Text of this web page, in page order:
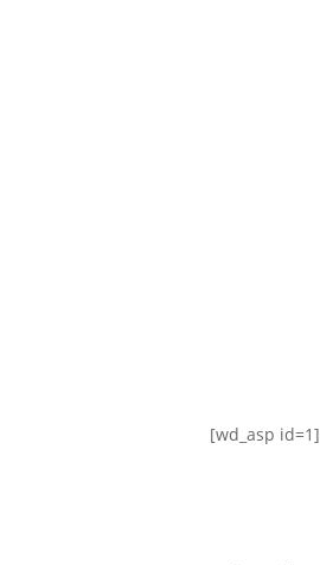
[wd_asp id=1]